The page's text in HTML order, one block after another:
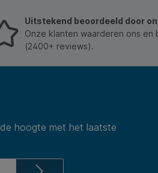
Uitstekend beoordeeld door
Onze klanten waarderen ons
(2400+ reviews).
hoogte met het laatste